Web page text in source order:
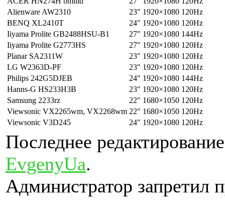
Alienware AW2310
23″ 1920×1080 120Hz
BENQ XL2410T
24″ 1920×1080 120Hz
Iiyama Prolite GB2488HSU-B1
27″ 1920×1080 144Hz
Iiyama Prolite G2773HS
27″ 1920×1080 120Hz
Planar SA2311W
23″ 1920×1080 120Hz
LG W2363D-PF
23″ 1920×1080 120Hz
Philips 242G5DJEB
24″ 1920×1080 144Hz
Hanns-G HS233H3B
23″ 1920×1080 120Hz
Samsung 2233rz
22″ 1680×1050 120Hz
Viewsonic VX2265wm, VX2268wm 22″ 1680×1050 120Hz
Viewsonic V3D245
24″ 1920×1080 120Hz
Последнее
EvgenyUa.
Администратор запретил